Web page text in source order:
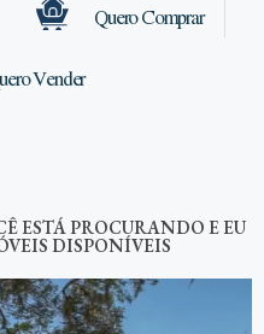
Quero Comprar
Vender
ESTÁ PROCURANDO E EU
DISPONÍVEIS